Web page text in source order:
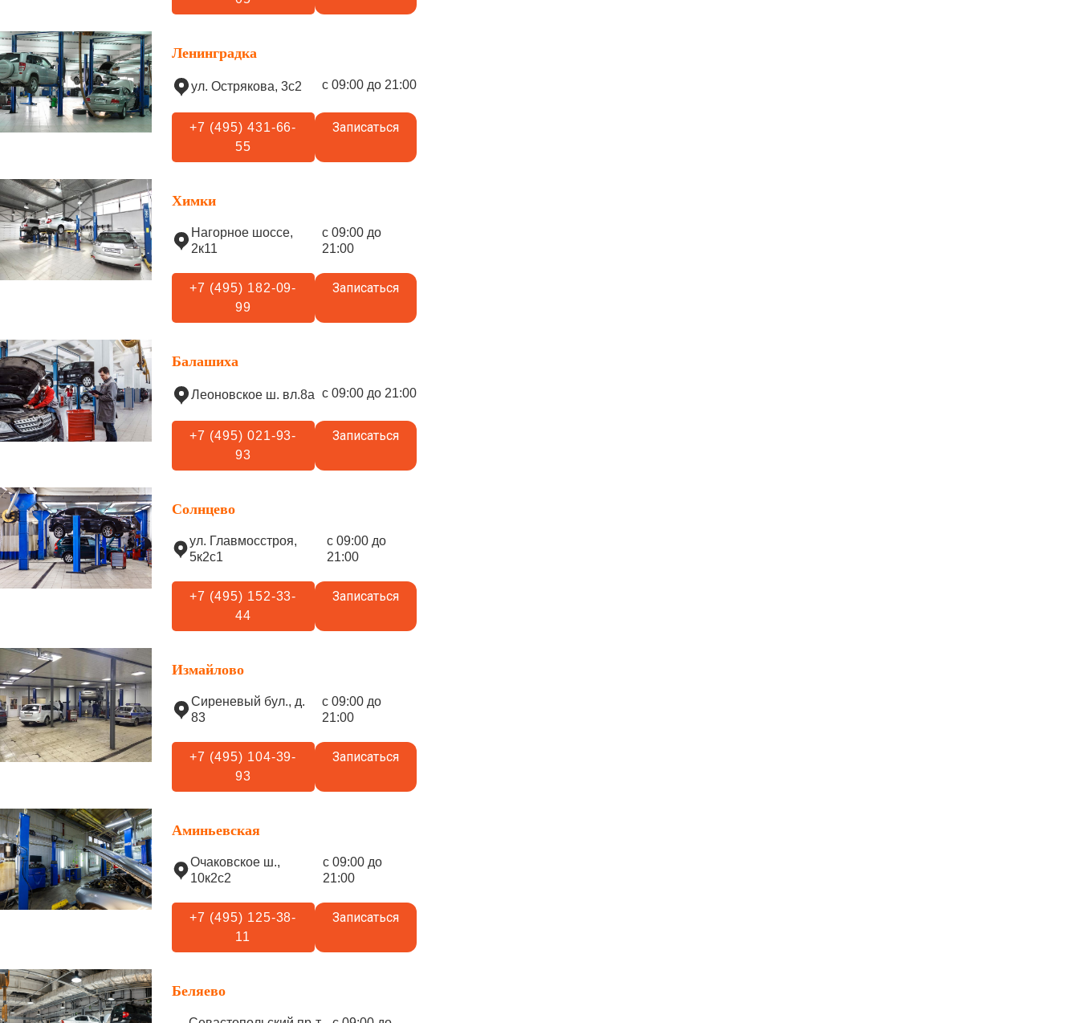
Ленинградка
ул. Острякова, 3с2 с 09:00 до 21:00
+7 (495) 431-66-
55
Записаться
Химки
Нагорное шоссе,
2к11
с 09:00 до
21:00
+7 (495) 182-09-
99
Записаться
Балашиха
Леоновское ш. вл.8а с 09:00 до 21:00
+7 (495) 021-93-
93
Записаться
Солнцево
ул. Главмосстроя,
5к2с1
с 09:00 до
21:00
+7 (495) 152-33-
44
Записаться
Измайлово
Сиреневый бул., д.
83
с 09:00 до
21:00
+7 (495) 104-39-
93
Записаться
Аминьевская
Очаковское ш.,
10к2с2
с 09:00 до
21:00
+7 (495) 125-38-
11
Записаться
Беляево